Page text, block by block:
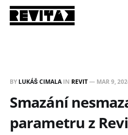
BY LUKÁŠ CIMALAIN REVIT— MAR 9,
Smazání
parametru z